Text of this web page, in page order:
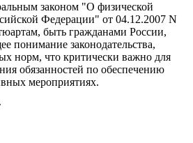
законом "О физической
Федерации" от 04.12.2007 N
быть гражданами России,
понимание законодательства,
норм, что критически важно для
обязанностей по обеспечению
мероприятиях.